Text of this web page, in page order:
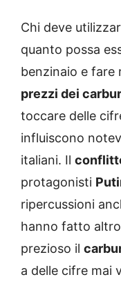
Chi deve
quanto possa
benzinaio e
prezzi dei
toccare delle
influiscono
italiani. Il
protagonisti
ripercussioni
hanno fatto
prezioso il
a delle cifre mai